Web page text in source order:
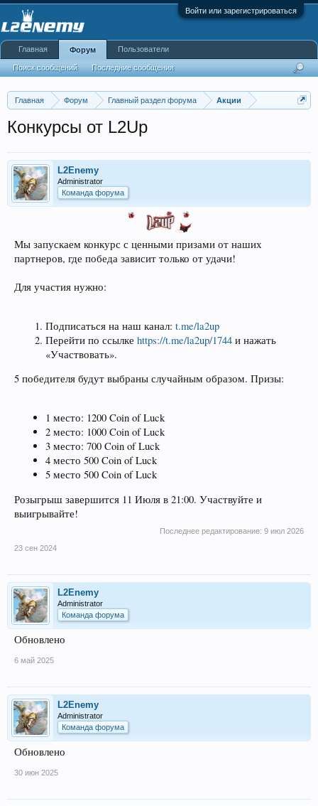
Войти или зарегистрироваться
Главная Форум Главный раздел форума Акции
Конкурсы от L2Up
L2Enemy
Administrator
Команда форума
Мы запускаем конкурс с ценными призами от наших
партнеров, где победа зависит только от удачи!
Для участия нужно:
Подписаться на наш канал: t.me/la2up
Перейти по ссылке https://t.me/la2up/1744 и нажать
«Участвовать».
5 победителя будут выбраны случайным образом. Призы:
1 место: 1200 Coin of Luck
2 место: 1000 Coin of Luck
3 место: 700 Coin of Luck
4 место 500 Coin of Luck
5 место 500 Coin of Luck
Розыгрыш завершится 11 Июля в 21:00. Участвуйте и
выигрывайте!
Последнее редактирование: 9 июл 2026
23 сен 2024
L2Enemy
Administrator
Команда форума
Обновлено
6 май 2025
L2Enemy
Administrator
Команда форума
Обновлено
30 июн 2025
Главная Форум
Поиск сообщений Последние сообщения
Пользователи